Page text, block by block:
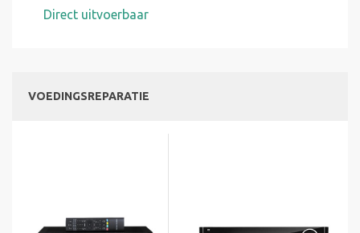
Direct uitvoerbaar
VOEDINGSREPARATIE